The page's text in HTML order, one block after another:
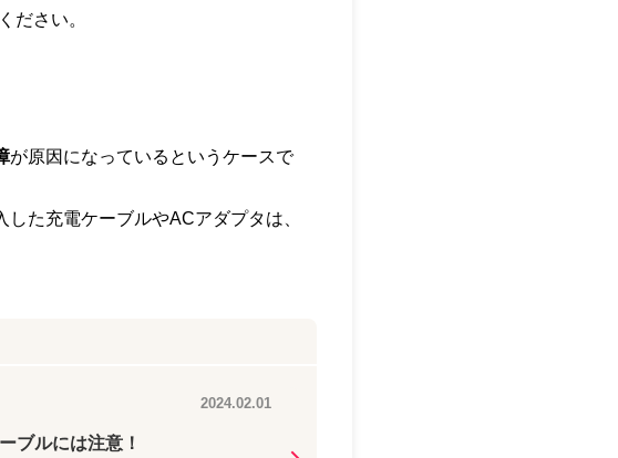
ださい。
が原因になっているというケースで
た充電ケーブルやACアダプタは、
2024.02.01
ブルには注意！